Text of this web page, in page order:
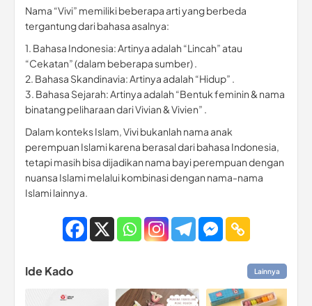
Nama “Vivi” memiliki beberapa arti yang berbeda
tergantung dari bahasa asalnya:
1. Bahasa Indonesia: Artinya adalah “Lincah” atau
“Cekatan” (dalam beberapa sumber) .
2. Bahasa Skandinavia: Artinya adalah “Hidup” .
3. Bahasa Sejarah: Artinya adalah “Bentuk feminin & nama
binatang peliharaan dari Vivian & Vivien” .
Dalam konteks Islam, Vivi bukanlah nama anak
perempuan Islami karena berasal dari bahasa Indonesia,
tetapi masih bisa dijadikan nama bayi perempuan dengan
nuansa Islami melalui kombinasi dengan nama-nama
Islami lainnya.
Ide Kado Lainnya